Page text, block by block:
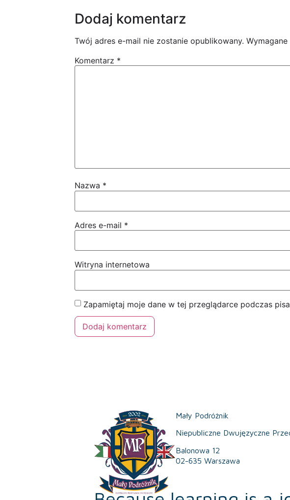
Dodaj komentarz
Twój adres e-mail nie zostanie opublikowany.
Komentarz *
Nazwa *
Adres e-mail *
Witryna internetowa
Zapamiętaj moje dane w tej przeglądarce podczas
Mały Podróżnik
Niepubliczne Dwujęzyczne
Balonowa 12
02-635 Warszawa